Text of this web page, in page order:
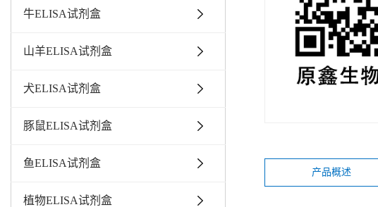
牛ELISA试剂盒
山羊ELISA试剂盒
犬ELISA试剂盒
豚鼠ELISA试剂盒
鱼ELISA试剂盒
植物ELISA试剂盒
产品概述